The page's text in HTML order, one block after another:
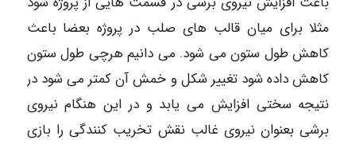
مثلا برای میان قالب های صلب در پروژه بعضا باعث
کاهش طول ستون می شود. می دانیم هرچی طول ستون
کاهش داده شود تغییر شکل و خمش آن کمتر می شود در
نتیجه سختی افزایش می یابد و در این هنگام نیروی
برشی بعنوان نیروی غالب نقش تخریب کنندگی را بازی